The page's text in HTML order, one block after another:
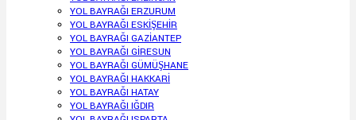
YOL BAYRAĞI ERZURUM
YOL BAYRAĞI ESKİŞEHİR
YOL BAYRAĞI GAZİANTEP
YOL BAYRAĞI GİRESUN
YOL BAYRAĞI GÜMÜŞHANE
YOL BAYRAĞI HAKKARİ
YOL BAYRAĞI HATAY
YOL BAYRAĞI IĞDIR